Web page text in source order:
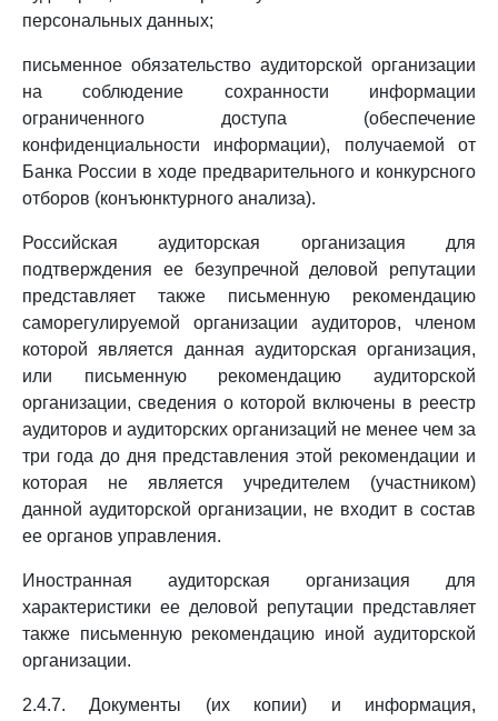
персональных данных;
письменное обязательство аудиторской организации
на соблюдение сохранности информации
ограниченного доступа (обеспечение
конфиденциальности информации), получаемой от
Банка России в ходе предварительного и конкурсного
отборов (конъюнктурного анализа).
Российская аудиторская организация для
подтверждения ее безупречной деловой репутации
представляет также письменную рекомендацию
саморегулируемой организации аудиторов, членом
которой является данная аудиторская организация,
или письменную рекомендацию аудиторской
организации, сведения о которой включены в реестр
аудиторов и аудиторских организаций не менее чем за
три года до дня представления этой рекомендации и
которая не является учредителем (участником)
данной аудиторской организации, не входит в состав
ее органов управления.
Иностранная аудиторская организация для
характеристики ее деловой репутации представляет
также письменную рекомендацию иной аудиторской
организации.
2.4.7. Документы (их копии) и информация,